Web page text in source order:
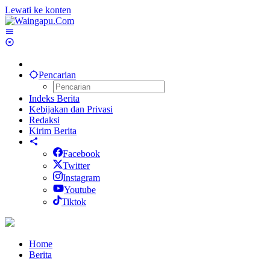
Lewati ke konten
Pencarian
Indeks Berita
Kebijakan dan Privasi
Redaksi
Kirim Berita
Facebook
Twitter
Instagram
Youtube
Tiktok
Home
Berita